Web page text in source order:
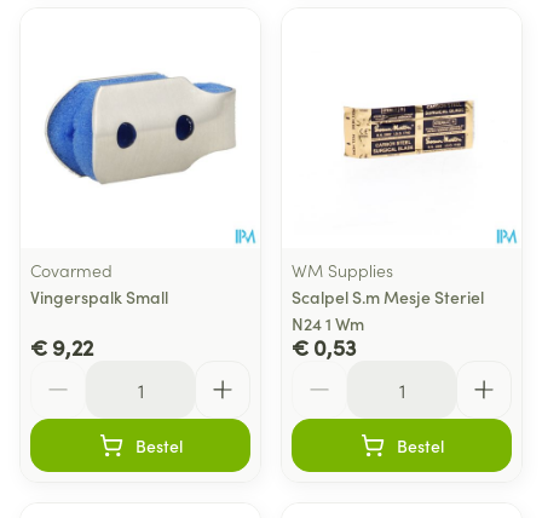
Covarmed
Vingerspalk Small
€ 9,22
Bestel
WM Supplies
Scalpel S.m Mesje Steriel
N24 1 Wm
€ 0,53
Bestel